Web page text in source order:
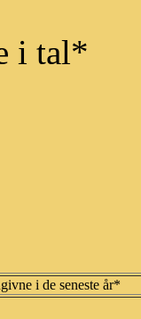
i tal*
i de seneste år*